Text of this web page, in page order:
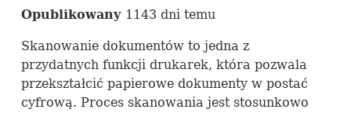
Opublikowany 1143 dni temu
Skanowanie dokumentów to jedna z
przydatnych funkcji drukarek, która pozwala
przekształcić papierowe dokumenty w postać
cyfrową. Proces skanowania jest stosunkowo